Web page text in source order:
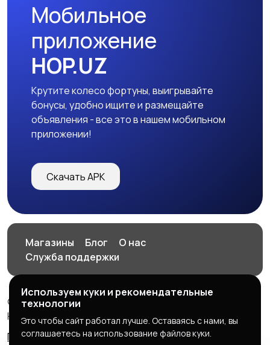
Мобильное
приложение
HOP.UZ
Крутите колесо фортуны, выигрывайте
бонусы, удобно ищите и размещайте
объявления - все это в нашем мобильном
приложении!
Скачать APK
Магазины Блог
О нас
Служба поддержки
© 2026 HOP.UZ
HOP.UZ
Правила сервиса
Политика конфиденциальности
Используем куки и рекомендательные
технологии
Это чтобы сайт работал лучше. Оставаясь с нами, вы
соглашаетесь на использование файлов куки.